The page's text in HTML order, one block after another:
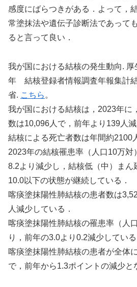
感度にばらつきがある．よって，
常塗抹法や遺伝子診断法であって
ると言って良い．
我が国における結核の発生動向.
年 結核登録者情報調査年報集計
省. こちら 。
我が国における結核は，2023年に
数は10,096人で，前年より139人減
結核による死亡者数は年間約2100
2023年の結核罹患率（人口10万対
8.2より減少し，結核低（中）まん
10.0以下の状態が継続している．
喀痰塗抹陽性肺結核の患者数は
人減少している．
喀痰塗抹陽性肺結核の罹患率（人
り，前年の3.0より0.2減少している
喀痰塗抹陽性肺結核の患者が全体
で，前年から1.3ポイントの減少と